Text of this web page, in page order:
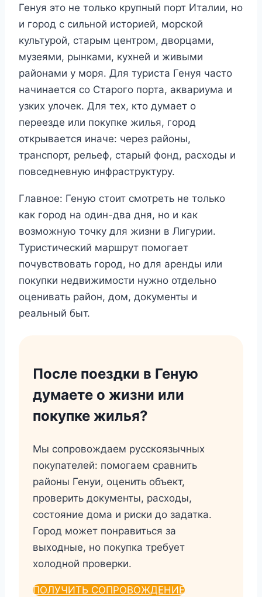
Генуя это не только крупный порт Италии, но
и город с сильной историей, морской
культурой, старым центром, дворцами,
музеями, рынками, кухней и живыми
районами у моря. Для туриста Генуя часто
начинается со Старого порта, аквариума и
узких улочек. Для тех, кто думает о
переезде или покупке жилья, город
открывается иначе: через районы,
транспорт, рельеф, старый фонд, расходы и
повседневную инфраструктуру.
Главное: Геную стоит смотреть не только
как город на один-два дня, но и как
возможную точку для жизни в Лигурии.
Туристический маршрут помогает
почувствовать город, но для аренды или
покупки недвижимости нужно отдельно
оценивать район, дом, документы и
реальный быт.
После поездки в Геную
думаете о жизни или
покупке жилья?
Мы сопровождаем русскоязычных
покупателей: помогаем сравнить
районы Генуи, оценить объект,
проверить документы, расходы,
состояние дома и риски до задатка.
Город может понравиться за
выходные, но покупка требует
холодной проверки.
ПОЛУЧИТЬ СОПРОВОЖДЕНИЕ